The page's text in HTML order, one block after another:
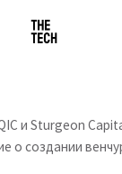
и Sturgeon
о создании